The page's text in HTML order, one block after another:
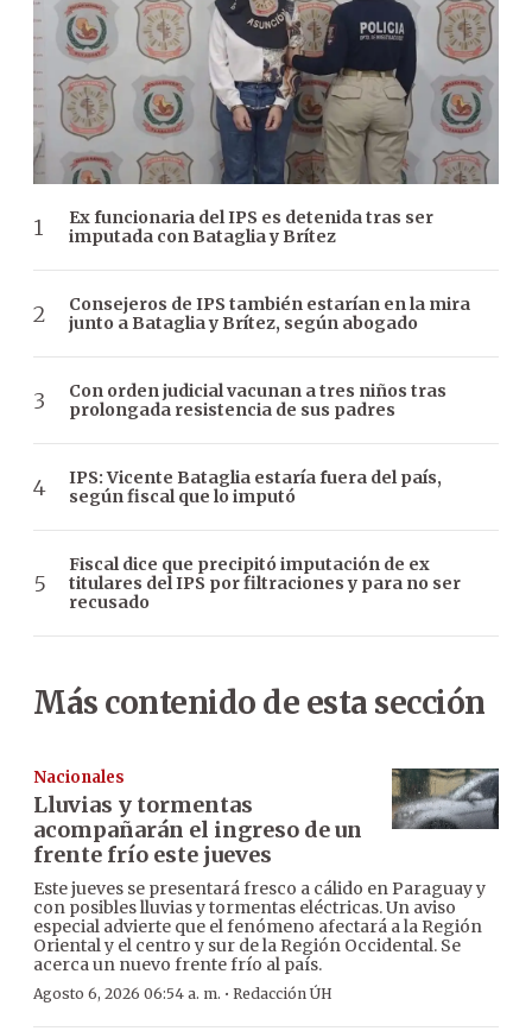
Ex funcionaria del IPS es detenida tras ser
imputada con Bataglia y Brítez
Consejeros de IPS también estarían en la mira
junto a Bataglia y Brítez, según abogado
Con orden judicial vacunan a tres niños tras
prolongada resistencia de sus padres
IPS: Vicente Bataglia estaría fuera del país,
según fiscal que lo imputó
Fiscal dice que precipitó imputación de ex
titulares del IPS por filtraciones y para no ser
recusado
Más contenido de esta sección
Nacionales
Lluvias y tormentas
acompañarán el ingreso de un
frente frío este jueves
Este jueves se presentará fresco a cálido en Paraguay y
con posibles lluvias y tormentas eléctricas. Un aviso
especial advierte que el fenómeno afectará a la Región
Oriental y el centro y sur de la Región Occidental. Se
acerca un nuevo frente frío al país.
Agosto 6, 2026 06:54 a. m. · Redacción ÚH